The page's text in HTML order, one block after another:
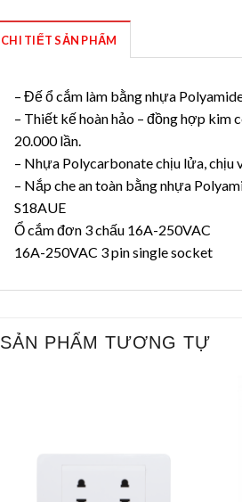
CHI TIẾT SẢN PHẨM
– Đế ổ cắm làm bằng nhựa
– Thiết kế hoàn hảo – đồng hợp kim
20.000 lần.
– Nhựa Polycarbonate chịu lửa,
– Nắp che an toàn bằng nhựa
S18AUE
Ổ cắm đơn 3 chấu 16A-250VAC
16A-250VAC 3 pin single socket
SẢN PHẨM TƯƠNG TỰ